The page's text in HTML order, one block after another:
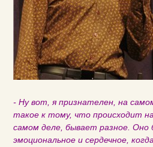
- Ну вот, я признателен, на
такое к тому, что происходит
самом деле, бывает разное.
эмоциональное и сердечное,